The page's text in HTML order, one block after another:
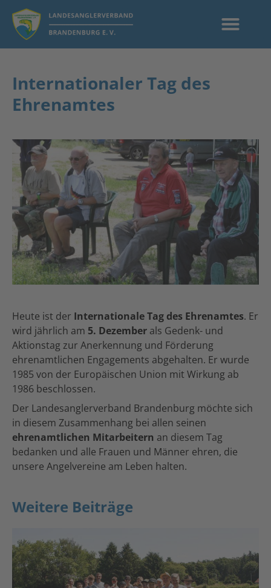
Internationaler Tag des
Ehrenamtes
Heute ist der Internationale Tag des Ehrenamtes. Er
wird jährlich am 5. Dezember als Gedenk- und
Aktionstag zur Anerkennung und Förderung
ehrenamtlichen Engagements abgehalten. Er wurde
1985 von der Europäischen Union mit Wirkung ab
1986 beschlossen.
Der Landesanglerverband Brandenburg möchte sich
in diesem Zusammenhang bei allen seinen
ehrenamtlichen Mitarbeitern an diesem Tag
bedanken und alle Frauen und Männer ehren, die
unsere Angelvereine am Leben halten.
Weitere Beiträge